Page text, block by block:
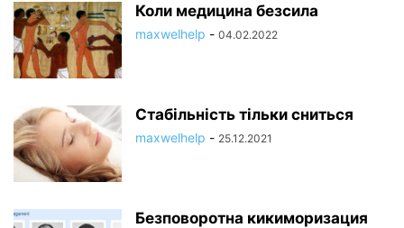
Коли медицина безсила
maxwelhelp - 04.02.2022
Стабільність тільки сниться
maxwelhelp - 25.12.2021
Безповоротна кикиморизация